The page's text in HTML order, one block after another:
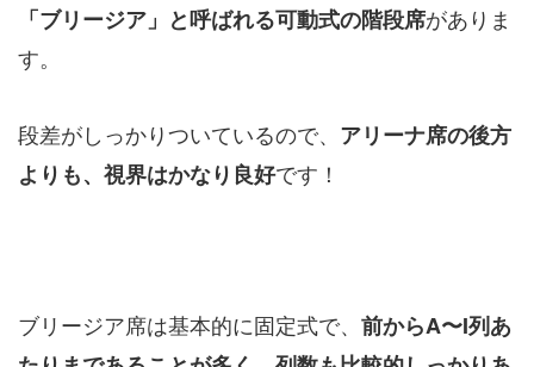
「ブリージア」と呼ばれる可動式の階段席がありま
す。
段差がしっかりついているので、 アリーナ席の後方
よりも、視界はかなり良好です！
ブリージア席は基本的に固定式で、 前からA〜I列あ